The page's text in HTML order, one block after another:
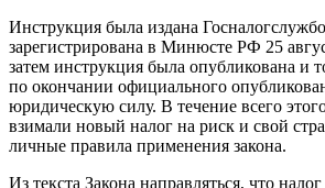
Инструкция была издана
зарегистрирована в Минюсте РФ 25
затем инструкция была опубликована и
по окончании официального
юридическую силу. В течение всего
взимали новый налог на риск и свой
личные правила применения закона.
Из текста Закона направляться, что